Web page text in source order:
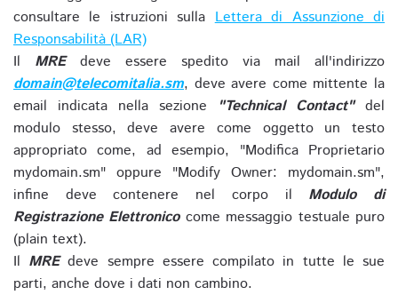
consultare le istruzioni sullaLettera di Assunzione di
Responsabilità (LAR)
Il MREdeve essere spedito via mail all'indirizzo
domain@telecomitalia.sm, deve avere come mittente la
email indicata nella sezione
"Technical Contact"del
modulo stesso, deve avere come oggetto un testo
appropriato come, ad esempio, "Modifica Proprietario
mydomain.sm" oppure "Modify Owner: mydomain.sm",
infine deve contenere nel corpo il Modulo di
Registrazione Elettronicocome messaggio testuale puro
(plain text).
Il MREdeve sempre essere compilato in tutte le sue
parti, anche dove i dati non cambino.